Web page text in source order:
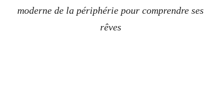
moderne de la périphérie pour comprendre ses
rêves